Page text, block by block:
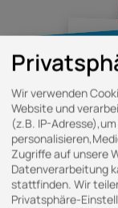
Wir verwenden
Website und
(z.B. IP-
Zugriffe auf unsere
Datenverarbeitung
stattfinden. Wir
Privatsphäre-